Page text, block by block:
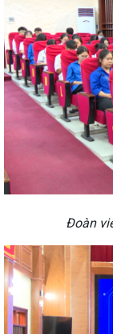
Đoàn